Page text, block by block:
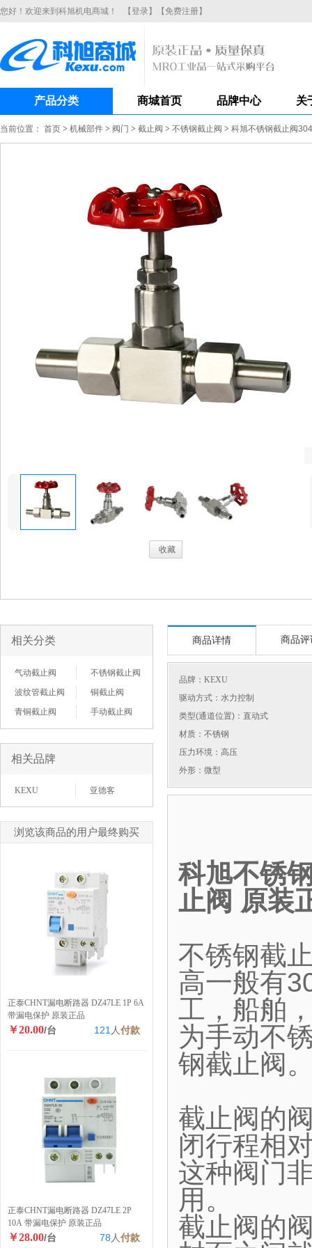
您好！欢迎来到科旭机电商城！ 【登录】 【免费注册】
产品分类 商城首页 品牌中心 关
当前位置： 首页 > 机械部件 > 阀门 > 截止阀 > 不锈钢截止阀 > 科旭不锈钢截止阀
. 收藏
相关分类
气动截止阀
不锈钢截止阀
波纹管截止阀
铜截止阀
青铜截止阀
手动截止阀
相关品牌
KEXU 亚德客
浏览该商品的用户最终购买
正泰CHNT漏电断路器 DZ47LE 1P 6A
带漏电保护 原装正品
￥20.00/台 121 人付款
正泰CHNT漏电断路器 DZ47LE 2P
10A 带漏电保护 原装正品
￥28.00/台 78 人付款
商品详情 商品评
品牌： KEXU
驱动方式：水力控制
类型(通道位置)：直动式
材质：不锈钢
压力环境：高压
外形：微型
科旭不锈
止阀 原装
不锈钢截
高一般有
工，船舶
为手动不
钢截止阀
截止阀的
闭行程相
这种阀门
用。
截止阀的